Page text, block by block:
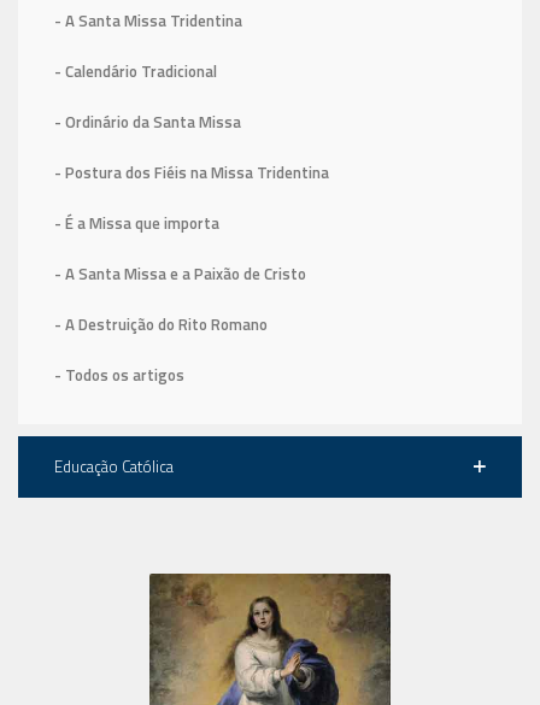
- A Santa Missa Tridentina
- Calendário Tradicional
- Ordinário da Santa Missa
- Postura dos Fiéis na Missa Tridentina
- É a Missa que importa
- A Santa Missa e a Paixão de Cristo
- A Destruição do Rito Romano
- Todos os artigos
Educação Católica